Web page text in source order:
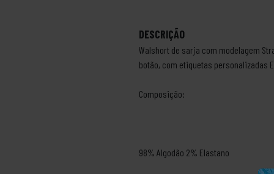
DESCRIÇÃO
Walshort de sarja com modelagem
botão, com etiquetas personalizadas
Composição:
98% Algodão 2% Elastano